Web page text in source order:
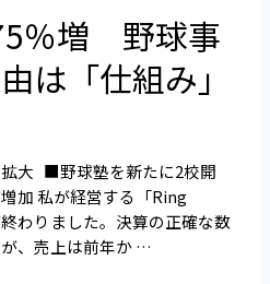
％増 野球事
は「仕組み」
大 ■野球塾を新たに2校開
加 私が経営する「Ring
わりました。決算の正確な数
、売上は前年か …